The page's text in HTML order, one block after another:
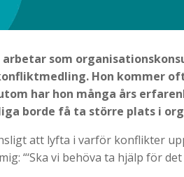
arbetar som
Hon kommer
har hon många års
borde få ta större plats i
att lyfta i varför konflikter
“‘Ska vi behöva ta hjälp för det